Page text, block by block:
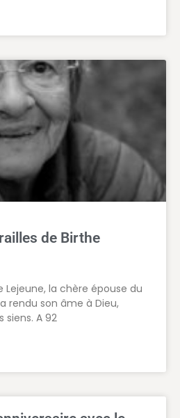
de Birthe
Lejeune, la chère épouse du
rendu son âme à Dieu,
siens. A 92